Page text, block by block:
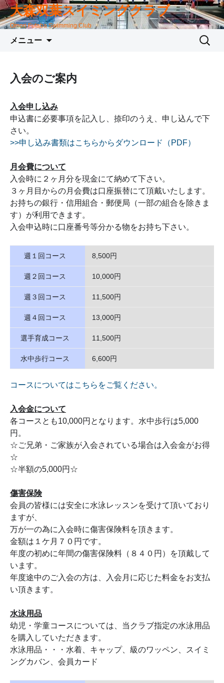
大森双葉スイミングクラブ
Omori Futaba Swimming Club
メニュー
ン
ツ
移
動
検
入会のご案内
入会申し込み
申込書に必要事項を記入し、捺印のうえ、申し込んで下
さい。
>>申し込み書類はこちらからダウンロード（PDF）
月会費について
入会時に２ヶ月分を現金にて納めて下さい。
３ヶ月目からの月会費は口座振替にて頂戴いたします。
お持ちの銀行・信用組合・郵便局（一部の組合を除きま
す）が利用できます。
入会申込時に口座番号等分かる物をお持ち下さい。
週１回コース 8,500円
週２回コース 10,000円
週３回コース 11,500円
週４回コース 13,000円
選手育成コース 11,500円
水中歩行コース 6,600円
コースについてはこちらをご覧ください。
入会金について
各コースとも10,000円となります。水中歩行は5,000
円。
☆ご兄弟・ご家族が入会されている場合は入会金がお得
☆
☆半額の5,000円☆
傷害保険
会員の皆様には安全に水泳レッスンを受けて頂いており
ますが、
万が一の為に入会時に傷害保険料を頂きます。
金額は１ケ月７０円です。
年度の初めに年間の傷害保険料（８４０円）を頂戴して
います。
年度途中のご入会の方は、入会月に応じた料金をお支払
い頂きます。
水泳用品
幼児・学童コースについては、当クラブ指定の水泳用品
を購入していただきます。
水泳用品・・・水着、キャップ、級のワッペン、スイミ
ングカバン、会員カード